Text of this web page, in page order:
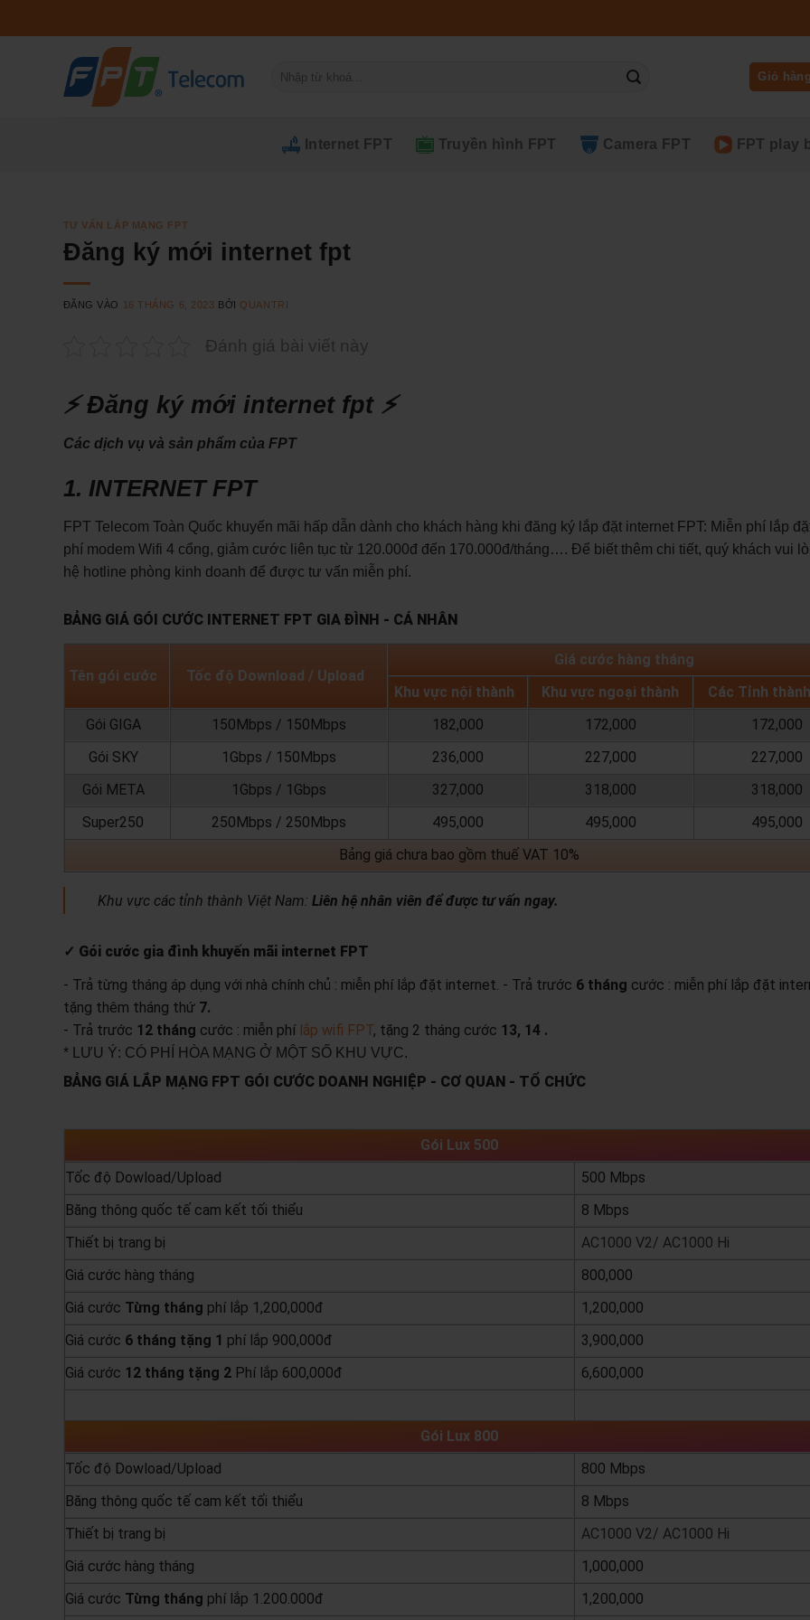
qua
kiếm:
Giỏ
Internet FPT Truyền hình FPT Camera FPT FPT play
TƯ VẤN LẮP MẠNG FPT
Đăng ký mới internet fpt
ĐĂNG VÀO 16 THÁNG 6, 2023 BỞI QUANTRI
Đánh giá bài viết này
⚡ Đăng ký mới internet fpt ⚡
Các dịch vụ và sản phẩm của FPT
1. INTERNET FPT
FPT Telecom Toàn Quốc khuyến mãi hấp dẫn dành cho khách hàng khi đăng ký lắp đặt internet FPT: Miễn phí lắp
phí modem Wifi 4 cổng, giảm cước liên tục từ 120.000đ đến 170.000đ/tháng…. Để biết thêm chi tiết, quý khách vui
hệ hotline phòng kinh doanh để được tư vấn miễn phí.
BẢNG GIÁ GÓI CƯỚC INTERNET FPT GIA ĐÌNH - CÁ NHÂN
Tên gói cước Tốc độ Download / Upload
Giá cước hàng tháng
Khu vực nội thành
Khu vực ngoại thành
Các Tỉnh
Gói GIGA
150Mbps / 150Mbps 182,000 172,000
172,000
Gói SKY
1Gbps / 150Mbps 236,000 227,000
227,000
Gói META
1Gbps / 1Gbps 327,000 318,000
318,000
Super250
250Mbps / 250Mbps 495,000 495,000
495,000
Bảng giá chưa bao gồm thuế VAT 10%
Khu vực các tỉnh thành Việt Nam: Liên hệ nhân viên để được tư vấn ngay.
✓ Gói cước gia đình khuyến mãi internet FPT
- Trả từng tháng áp dụng với nhà chính chủ : miễn phí lắp đặt internet. - Trả trước 6 tháng cước : miễn phí lắp đặt
tặng thêm tháng thứ7.
- Trả trước 12 tháng cước : miễn phí lắp wifi FPT, tặng 2 tháng cước 13, 14 .
* LƯU Ý: CÓ PHÍ HÒA MẠNG Ở MỘT SỐ KHU VỰC.
BẢNG GIÁ LẮP MẠNG FPT GÓI CƯỚC DOANH NGHIỆP - CƠ QUAN - TỔ CHỨC
Gói Lux 500
Tốc độ Dowload/Upload
500 Mbps
Băng thông quốc tế cam kết tối thiểu
8 Mbps
Thiết bị trang bị
AC1000 V2/ AC1000 Hi
Giá cước hàng tháng
800,000
Giá cước Từng tháng phí lắp 1,200,000đ
1,200,000
Giá cước 6 tháng tặng 1 phí lắp 900,000đ
3,900,000
Giá cước 12 tháng tặng 2 Phí lắp 600,000đ 6,600,000
Gói Lux 800
Tốc độ Dowload/Upload
800 Mbps
Băng thông quốc tế cam kết tối thiểu
8 Mbps
Thiết bị trang bị
AC1000 V2/ AC1000 Hi
Giá cước hàng tháng
1,000,000
Giá cước Từng tháng phí lắp 1.200.000đ
1,200,000